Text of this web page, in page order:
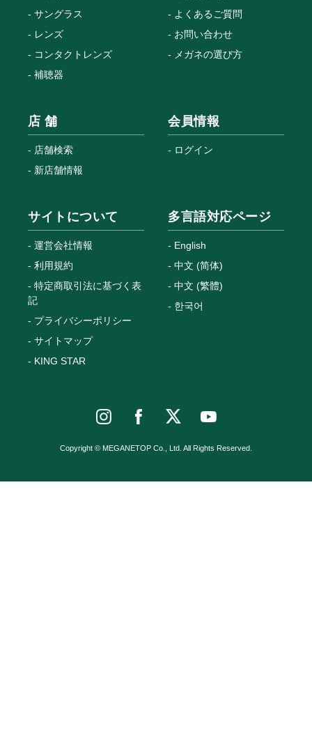
サングラス
レンズ
コンタクトレンズ
補聴器
よくあるご質問
お問い合わせ
メガネの選び方
店 舗
店舗検索
新店舗情報
会員情報
ログイン
サイトについて
運営会社情報
利用規約
特定商取引法に基づく表
記
プライバシーポリシー
サイトマップ
KING STAR
多言語対応ページ
English
中文 (简体)
中文 (繁體)
한국어
Copyright © MEGANETOP Co., Ltd. All Rights Reserved.